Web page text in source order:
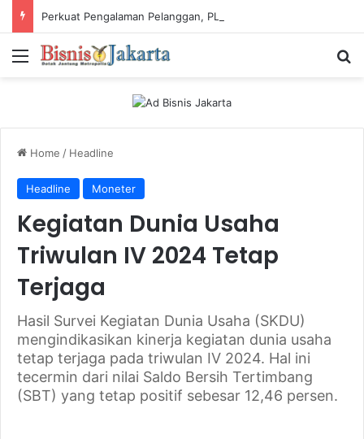
Menu
Home / Headline
Headline Moneter
Kegiatan Dunia Usaha
Triwulan IV 2024 Tetap
Terjaga
Hasil Survei Kegiatan Dunia Usaha (SKDU)
mengindikasikan kinerja kegiatan dunia usaha
tetap terjaga pada triwulan IV 2024. Hal ini
tecermin dari nilai Saldo Bersih Tertimbang
(SBT) yang tetap positif sebesar 12,46 persen.